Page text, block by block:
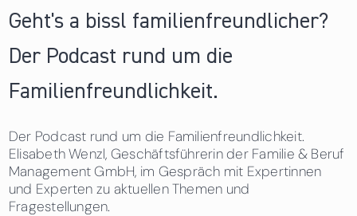
Geht's a bissl familienfreundlicher?
Der Podcast rund um die
Familienfreundlichkeit.
Der Podcast rund um die Familienfreundlichkeit.
Elisabeth Wenzl, Geschäftsführerin der Familie & Beruf
Management GmbH, im Gespräch mit Expertinnen
und Experten zu aktuellen Themen und
Fragestellungen.